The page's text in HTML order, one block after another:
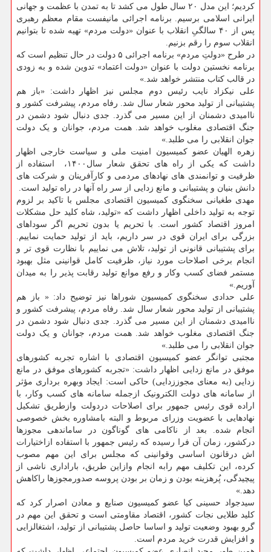
کردیم؛ این مدل ۲۰ سال طول می کشد تا به تمدن با عظمت و جهانی
ایرانی اسلامی برسیم. برنامه اجرائی مانیفست مقام معظم رهبری
پس از ۴۰ سالگیِ انقلاب با عنوان «دولت مردم» تهیه شده تا بتوانیم
انقلاب سوم را رقم بزنیم.
‏در طرح «دولتِ مردم» برنامه اجرائی ۵ دولت در حال تنظیم است که
برنامه نخستین دولت با عنوان «دولت اعتماد» تدوین شده و به زودی
در قالب کتاب منتشر خواهد شد.»
علی نیکزاد نایب رئیس دوم مجلس نیز اظهار داشت: «‏باز هم
پشتیبانی از تولید محور شعار سال شد. رفاه مردم، پیشرفت کشور و
ناامیدی دشمنان از این مسیر می گذرد. جدی دنبال شود دشمن در
جنگ اقتصادی مغلوب خواهد شد. همت مردم، جوانان و یک دولت
جوان انقلابی را می طلبد.»
زهره الهیان عضو کمیسیون امنیت ملی و سیاست خارجی اظهار
داشت که یکی از راه های تحقق شعار سال۱۴۰۰، ‏ استفاده از
ظرفیت و توانمندی های نهادهای مردمی و کارآفرینان و شرکت های
دانش بنیان و پشتیبانی و مانع زدایی از سر راه آنها در راه تولید است.
مهدی طغیانی سخنگوی کمیسیون اقتصادی مجلس با تاکید بر لزوم
توجه به تولید داخلی اظهار داشت که «تولید، شاه کلید حل مشکلات
امروز اقتصاد کشور است. با تحریم یا بدون تحریم اگر سوداهای
بزرگی برای ‫ایران قوی در سر داریم، باید از تولید حمایت نماییم.
برای پشتیبانی قانونی از تولید، تلاش می نماییم با نظارت قوی تر و
انجام برخی اصلاحات مورد نیاز، ظرفیت کامل قوانینی مثل بهبود
مستمر فضای کسب وکار و رفع موانع تولید رقابت پذیر را به میدان
آوریم.»
علی حدادی سخنگوی کمیسیون شوراها نیز توضیح داد: « باز هم
پشتیبانی از تولید محور شعار سال شد. رفاه مردم، پیشرفت کشور و
ناامیدی دشمنان از این مسیر می گذرد. جدی دنبال شود دشمن در
جنگ اقتصادی مغلوب خواهد شد. همت مردم، جوانان و یک دولت
جوان انقلابی را می طلبد.»
مجتبی توانگر عضو کمیسیون اقتصادی با اشاره تجربه کشورهای
موفق در مانع زدایی اظهار داشت: «تجربه کشورهای موفق در مانع
زدایی (به معنای مجوززدایی) حاکی است: ایجاد وبهره برداری مؤثر
از سامانه های دولت الکترونیک ازجمله سامانه های کسب وکار، با
اراده قوی رئیس جمهور برای اصلاحات دردولت وازطریق تشکیل
نهادهایی با عضویت وزرای مربوط و البته بامشاوره بخش خصوصی
انجام شده. بعد از ناکامی های گوناگون در ساماندهی مجوزها
درکشور، زمان آن فرا رسیده که رئیس جمهور با استفاده ازاختیارات
اش درقانون اساسی وقوانینی که مجلس برای این مهم مصوب
کرده، این تکلیف مهم رابه انجام وازاین طریق، باراداری ناشی از
پیچیدگی، پُرهزینه بودن و زمان بر بودن پروسه صدورمجوزها راکاهش
دهد.»
سیدجواد حسینی کیا عضو کمیسیون صنایع و معادن اصرار کرد که
کلید طلایی نجات کشور، اقتصاد مقاومتی است و تحقق این مهم در
گرو بهبود وضعیت تولید و اساسا حاصل پشتیبانی از تولید، اشتغالزایی
و افزایش قدرت خرید مردم است.